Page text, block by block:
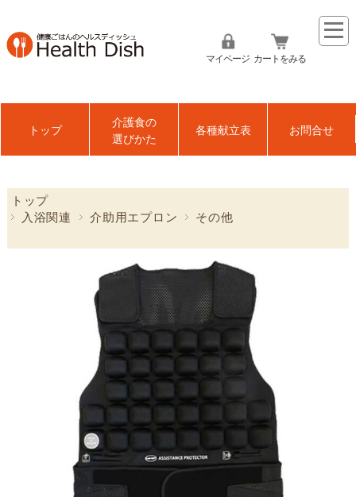
マイページ カートをみる
トップ
介護食の
選びかた
各種献立表 お問合せ
トップ
入浴関連
介助用エプロン その他